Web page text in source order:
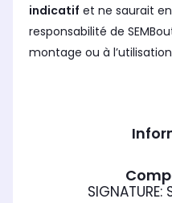
indicatif et ne saurait
responsabilité de
montage ou à